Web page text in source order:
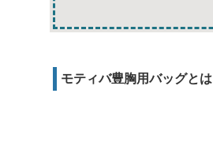
モティバ豊胸用バッグとは